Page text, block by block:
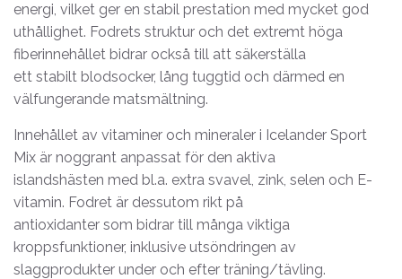
energi, vilket ger en stabil prestation med mycket god
uthållighet. Fodrets struktur och det extremt höga
fiberinnehållet bidrar också till att säkerställa
ett stabilt blodsocker, lång tuggtid och därmed en
välfungerande matsmältning.
Innehållet av vitaminer och mineraler i Icelander Sport
Mix är noggrant anpassat för den aktiva
islandshästen med bl.a. extra svavel, zink, selen och E-
vitamin. Fodret är dessutom rikt på
antioxidanter som bidrar till många viktiga
kroppsfunktioner, inklusive utsöndringen av
slaggprodukter under och efter träning/tävling.